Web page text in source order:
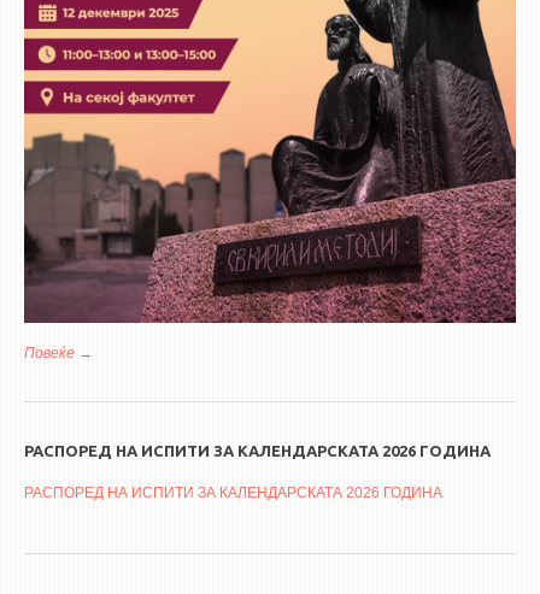
Повеќе за ОТВОРЕН ДЕН на Универзитетот „Св. Кирил и Методиј“ во
РАСПОРЕД НА ИСПИТИ ЗА КАЛЕНДАРСКАТА 2026 ГОДИНА
РАСПОРЕД НА ИСПИТИ ЗА КАЛЕНДАРСКАТА 2026 ГОДИНА